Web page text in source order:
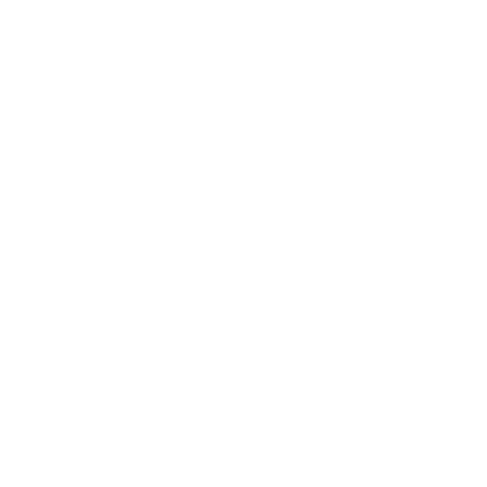
(fingerprinting)